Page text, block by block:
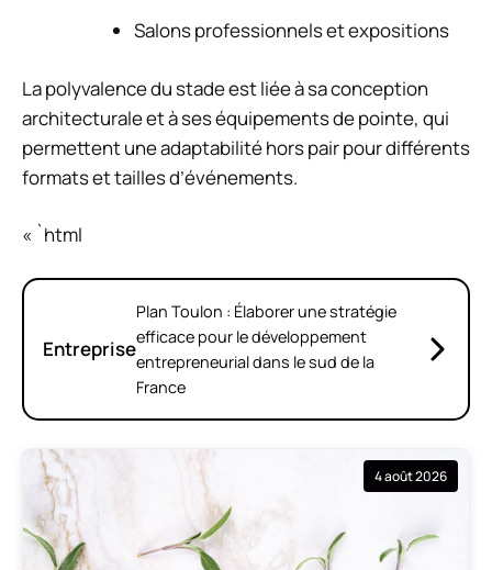
Salons professionnels et expositions
La polyvalence du stade est liée à sa conception
architecturale et à ses équipements de pointe, qui
permettent une adaptabilité hors pair pour différents
formats et tailles d’événements.
« `html
Entreprise
Plan Toulon : Élaborer une stratégie
efficace pour le développement
entrepreneurial dans le sud de la
France
4 août 2026